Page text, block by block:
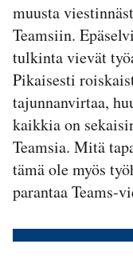
muusta
Teamsiin.
tulkinta vievät
Pikaisesti
tajunnanvirtaa,
kaikkia on
Teamsia. Mitä
tämä ole myös
parantaa Teams-